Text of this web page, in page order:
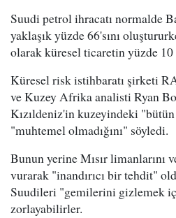
Suudi petrol ihracatı normalde
yaklaşık yüzde 66'sını
olarak küresel ticaretin yüzde 10
Küresel risk istihbaratı şirketi
ve Kuzey Afrika analisti Ryan
Kızıldeniz'in kuzeyindeki
"muhtemel olmadığını" söyledi.
Bunun yerine Mısır limanlarını
vurarak "inandırıcı bir tehdit"
Suudileri "gemilerini gizlemek
zorlayabilirler.